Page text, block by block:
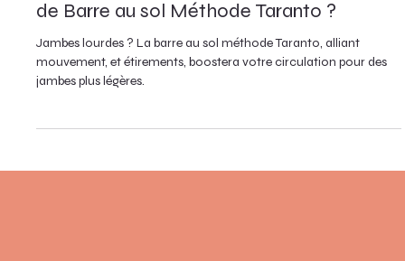
Jambes lourdes, et si on essayait un cours
de Barre au sol Méthode Taranto ?
Jambes lourdes ? La barre au sol méthode Taranto, alliant
mouvement, et étirements, boostera votre circulation pour des